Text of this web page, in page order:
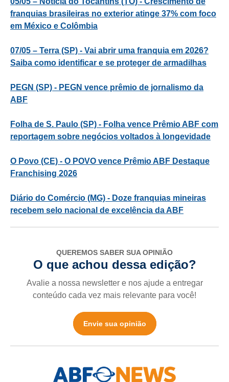
franquias brasileiras no exterior atinge 37% com foco
em México e Colômbia
07/05 – Terra (SP) - Vai abrir uma franquia em 2026?
Saiba como identificar e se proteger de armadilhas
PEGN (SP) - PEGN vence prêmio de jornalismo da
ABF
Folha de S. Paulo (SP) - Folha vence Prêmio ABF com
reportagem sobre negócios voltados à longevidade
O Povo (CE) - O POVO vence Prêmio ABF Destaque
Franchising 2026
Diário do Comércio (MG) - Doze franquias mineiras
recebem selo nacional de excelência da ABF
QUEREMOS SABER SUA OPINIÃO
O que achou dessa edição?
Avalie a nossa newsletter e nos ajude a entregar
conteúdo cada vez mais relevante para você!
Envie sua opinião